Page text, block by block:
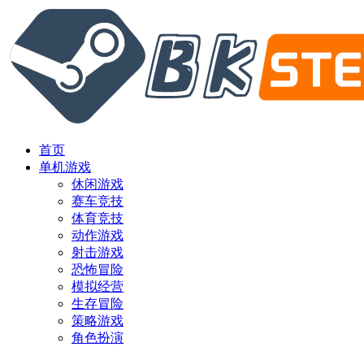
首页
单机游戏
休闲游戏
赛车竞技
体育竞技
动作游戏
射击游戏
恐怖冒险
模拟经营
生存冒险
策略游戏
角色扮演